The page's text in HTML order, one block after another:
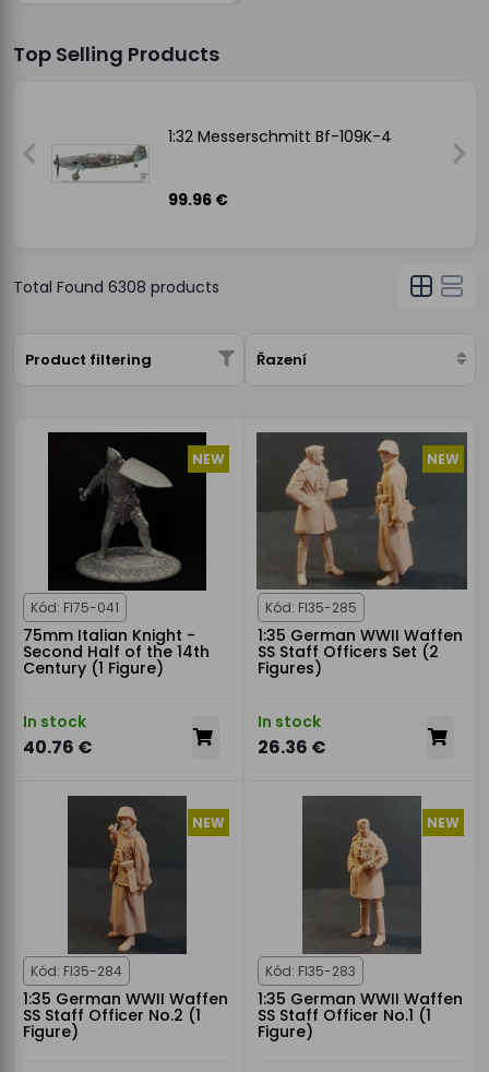
Top Selling Products
1:32 Messerschmitt Bf-109K-4
99.96 €
Total Found 6308 products
Product filtering Řazení
NEW
Kód: FI75-041
75mm Italian Knight -
Second Half of the 14th
Century (1 Figure)
In stock
40.76 €
NEW
Kód: FI35-285
1:35 German WWII Waffen
SS Staff Officers Set (2
Figures)
In stock
26.36 €
NEW
Kód: FI35-284
1:35 German WWII Waffen
SS Staff Officer No.2 (1
Figure)
NEW
Kód: FI35-283
1:35 German WWII Waffen
SS Staff Officer No.1 (1
Figure)